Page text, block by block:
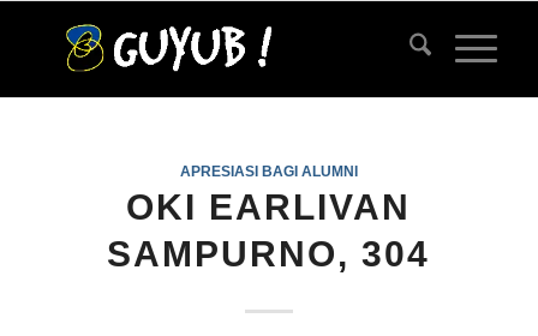
APRESIASI BAGI ALUMNI
OKI EARLIVAN
SAMPURNO, 304